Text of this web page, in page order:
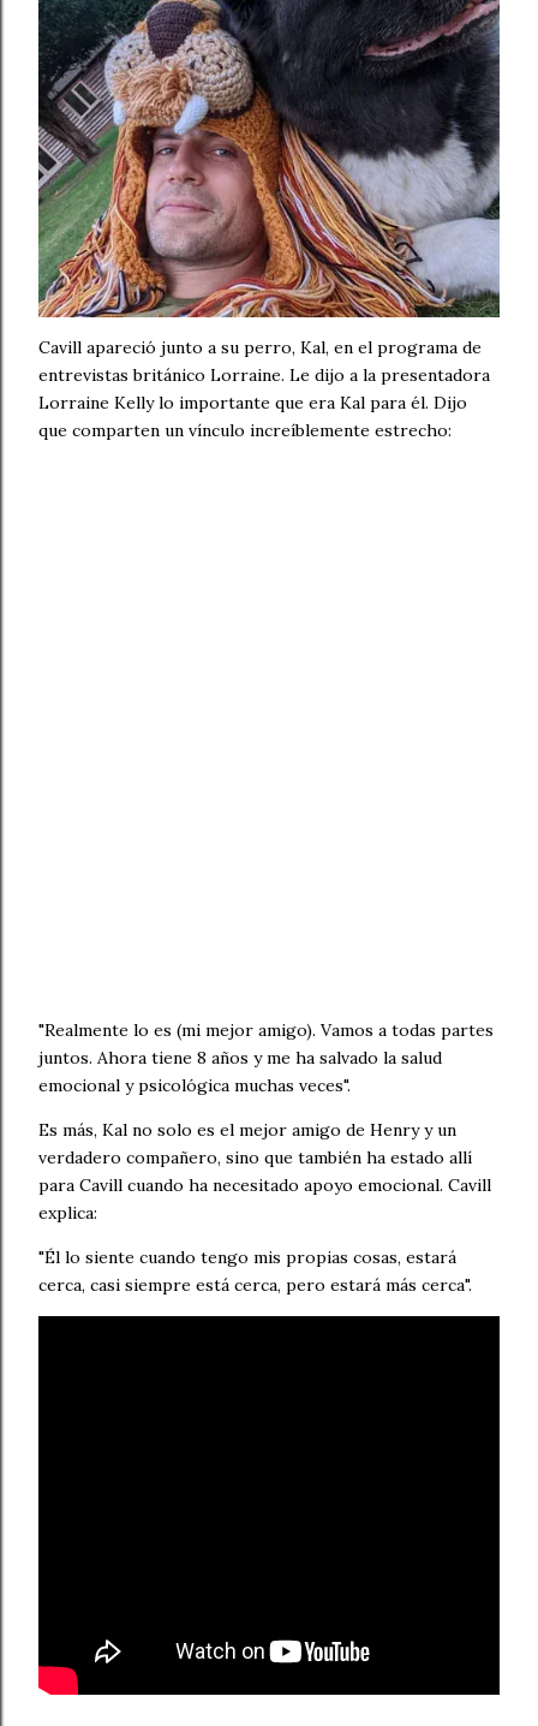
Cavill apareció junto a su perro, Kal, en el programa de
entrevistas británico Lorraine. Le dijo a la presentadora
Lorraine Kelly lo importante que era Kal para él. Dijo
que comparten un vínculo increíblemente estrecho:
"Realmente lo es (mi mejor amigo). Vamos a todas partes
juntos. Ahora tiene 8 años y me ha salvado la salud
emocional y psicológica muchas veces".
Es más, Kal no solo es el mejor amigo de Henry y un
verdadero compañero, sino que también ha estado allí
para Cavill cuando ha necesitado apoyo emocional. Cavill
explica:
"Él lo siente cuando tengo mis propias cosas, estará
cerca, casi siempre está cerca, pero estará más cerca".